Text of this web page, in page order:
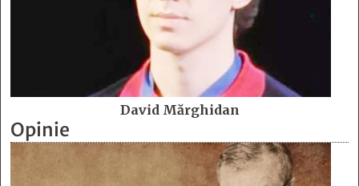
David Mărghidan
Opinie